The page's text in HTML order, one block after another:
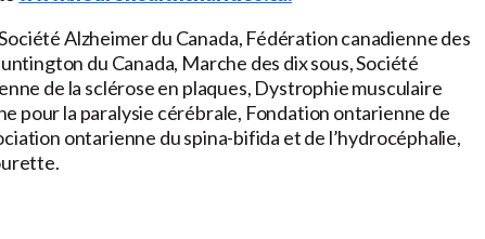
Alzheimer du Canada, Fédération canadienne des
du Canada, Marche des dix sous, Société
de la sclérose en plaques, Dystrophie musculaire
pour la paralysie cérébrale, Fondation ontarienne de
ontarienne du spina-bifida et de l’hydrocéphalie,